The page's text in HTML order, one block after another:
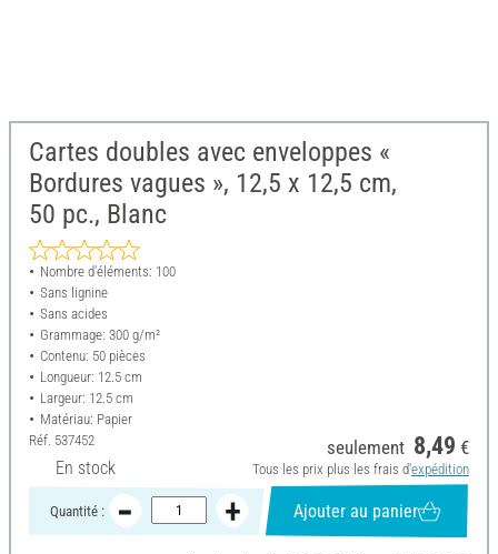
Cartes doubles avec enveloppes «
Bordures vagues », 12,5 x 12,5 cm,
50 pc., Blanc
Nombre d'éléments: 100
Sans lignine
Sans acides
Grammage: 300 g/m²
Contenu: 50 pièces
Longueur: 12.5 cm
Largeur: 12.5 cm
Matériau: Papier
Réf. 537452
En stock
seulement 8,49 €
Tous les prix plus les frais d'expédition
Quantité : Ajouter au panier